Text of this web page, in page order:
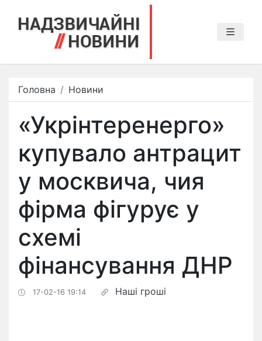
Головна Новини
«Укрінтеренерго»
купувало антрацит
у москвича, чия
фірма фігурує у
схемі
фінансування ДНР
17-02-16 19:14 Наші гроші